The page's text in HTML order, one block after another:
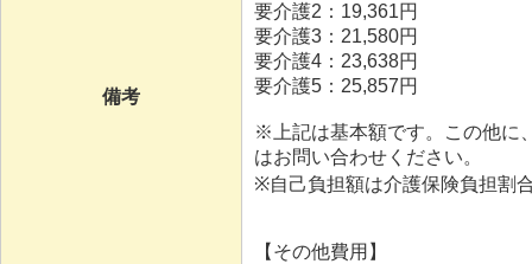
備考
要介護2：19,361円
要介護3：21,580円
要介護4：23,638円
要介護5：25,857円
※上記は基本額です。この他に
はお問い合わせください。
※自己負担額は介護保険負担割
【その他費用】